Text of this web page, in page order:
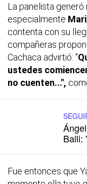
La panelista generó
especialmente
contenta con su
compañeras
Cachaca advirtió: "
ustedes
no cuenten...",
Balli:
Fue entonces que